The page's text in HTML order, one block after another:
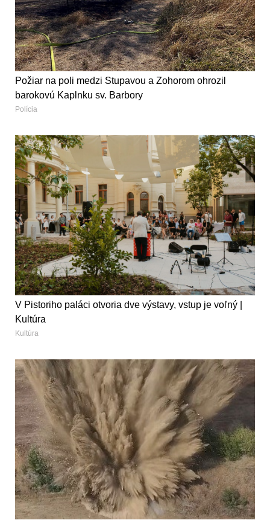
Požiar na poli medzi Stupavou a Zohorom ohrozil
barokovú Kaplnku sv. Barbory
Polícia
V Pistoriho paláci otvoria dve výstavy, vstup je voľný |
Kultúra
Kultúra